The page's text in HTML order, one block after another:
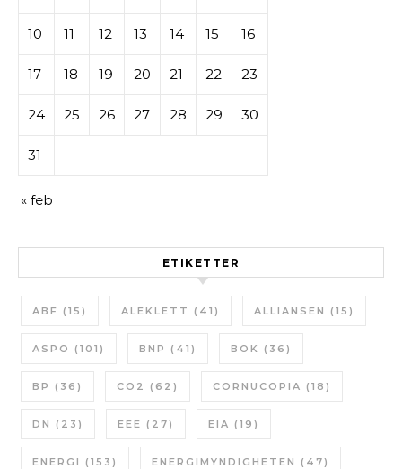
10 11 12 13 14 15 16
17 18 19 20 21 22 23
24 25 26 27 28 29 30
31
« feb
ETIKETTER
ABF (15) ALEKLETT (41) ALLIANSEN (15)
ASPO (101) BNP (41) BOK (36)
BP (36) CO2 (62) CORNUCOPIA (18)
DN (23) EEE (27) EIA (19)
ENERGI (153) ENERGIMYNDIGHETEN (47)